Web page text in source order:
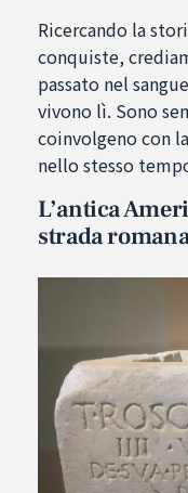
Ricercando la
conquiste,
passato nel
vivono lì. Sono
coinvolgeno con
nello stesso
L’antica
strada